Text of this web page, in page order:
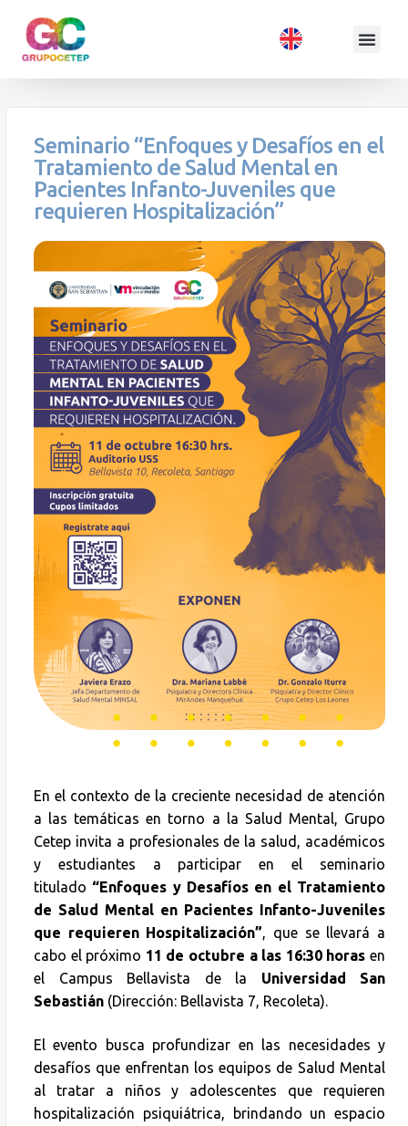
Seminario “Enfoques y Desafíos en el
Tratamiento de Salud Mental en
Pacientes Infanto-Juveniles que
requieren Hospitalización”
En el contexto de la creciente necesidad de atención
a las temáticas en torno a la Salud Mental, Grupo
Cetep invita a profesionales de la salud, académicos
y estudiantes a participar en el seminario
titulado “Enfoques y Desafíos en el Tratamiento
de Salud Mental en Pacientes Infanto-Juveniles
que requieren Hospitalización”, que se llevará a
cabo el próximo 11 de octubre a las 16:30 horas en
el Campus Bellavista de la Universidad San
Sebastián (Dirección: Bellavista 7, Recoleta).
El evento busca profundizar en las necesidades y
desafíos que enfrentan los equipos de Salud Mental
al tratar a niños y adolescentes que requieren
hospitalización psiquiátrica, brindando un espacio